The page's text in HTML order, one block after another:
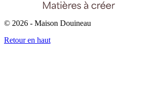
© 2026 - Maison Douineau
Retour en haut